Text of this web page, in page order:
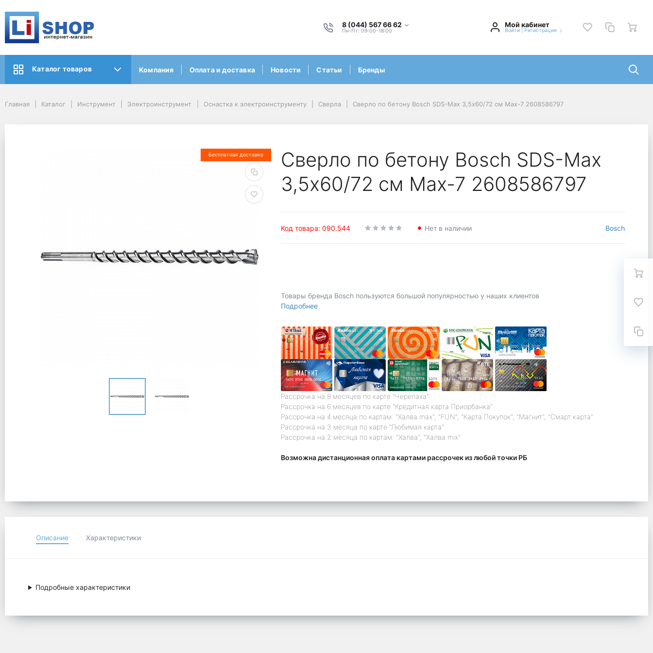
8 (044) 567 66 62
Пн-Пт: 09:00-18:00
Мой кабинет
Войти Регистрация
Каталог товаров Компания Оплата и доставка Новости Статьи Бренды
Главная Каталог Инструмент Электроинструмент Оснастка к электроинструменту Сверла Сверло по бетону Bosch SDS-Max 3,5х60/72 см Max-7 2608586797
Бесплатная доставка
Сверло по бетону Bosch SDS-Max
3,5х60/72 см Max-7 2608586797
Код товара: 090.544 Нет в наличии Bosch
Товары бренда Bosch пользуются большой популярностью у наших клиентов
Подробнее
Рассрочка на 8 месяцев по карте "Черепаха"
Рассрочка на 6 месяцев по карте "Кредитная карта Приорбанка"
Рассрочка на 4 месяца по картам: "Халва max", "FUN", "Карта Покупок", "Магнит", "Смарт карта"
Рассрочка на 3 месяца по карте "Любимая карта"
Рассрочка на 2 месяца по картам: "Халва", "Халва mix"
Возможна дистанционная оплата картами рассрочек из любой точки РБ
Описание Характеристики
Подробные характеристики